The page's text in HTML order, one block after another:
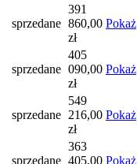
sprzedane
391
860,00
zł
Pokaż
sprzedane
405
090,00
zł
Pokaż
sprzedane
549
216,00
zł
Pokaż
sprzedane
363
405,00 Pokaż